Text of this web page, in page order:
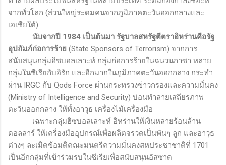
จากทั่วโลก (ส่วนใหญ่ระดมคนจากภูมิภาคตะวันออกกลางและ
เอเชียใต้)
นับจากปี 1984 เป็นต้นมา รัฐบาลสหรัฐตีตราอิหร่านคือรัฐ
อุปถัมภ์ก่อการร้าย (State Sponsors of Terrorism) จากการ
สนับสนุนกลุ่มฮิซบอลเลาะห์ กลุ่มก่อการร้ายในฉนวนกาซา หลาย
กลุ่มในซีเรียกับอิรัก และอีกมากในภูมิภาคตะวันออกกลาง กระทำ
ผ่าน IRGC กับ Qods Force ผ่านกระทรวงข่าวกรองและความมั่นคง
(Ministry of Intelligence and Security) บ่อนทำลายเสถียรภาพ
ตะวันออกกลาง ให้ทั้งอาวุธ เครื่องไม้เครื่องมือ
เฉพาะกลุ่มฮิซบอลเลาะห์ อิหร่านให้เงินหลายร้อนล้าน
ดอลลาร์ ให้เครื่องมืออุปกรณ์เพื่อผลิตจรวดเป็นพันๆ ลูก และอาวุธ
ต่างๆ ละเมิดข้อมติคณะมนตรีความมั่นคงสหประชาชาติที่ 1701
เป็นอีกกลุ่มที่เข้าร่วมรบในซีเรียเพื่อสนับสนุนอัสซาด